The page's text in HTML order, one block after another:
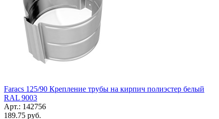
Faracs 125/90 Крепление трубы на кирпич полиэстер белый
RAL 9003
Арт.: 142756
189.75 руб.